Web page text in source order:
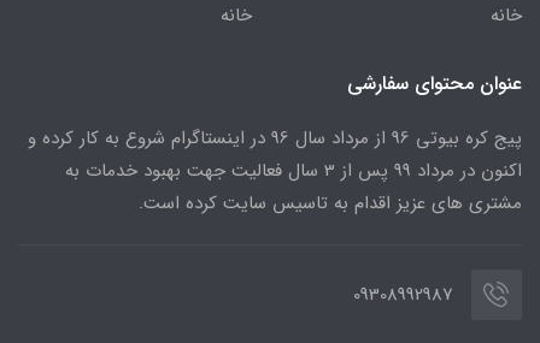
خانه خانه
عنوان محتوای سفارشی
پیج کره بیوتی 96 از مرداد سال 96 در اینستاگرام شروع به کار کرده و
اکنون در مرداد 99 پس از 3 سال فعالیت جهت بهبود خدمات به
مشتری های عزیز اقدام به تاسیس سایت کرده است.
09308992987